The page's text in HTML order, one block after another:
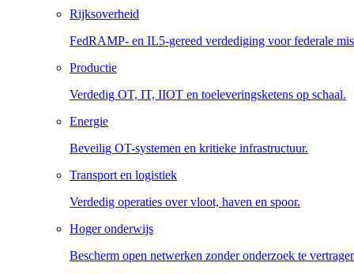
Rijksoverheid
FedRAMP- en IL5-gereed verdediging voor federale
Productie
Verdedig OT, IT, IIOT en toeleveringsketens op schaal.
Energie
Beveilig OT-systemen en kritieke infrastructuur.
Transport en logistiek
Verdedig operaties over vloot, haven en spoor.
Hoger onderwijs
Bescherm open netwerken zonder onderzoek te